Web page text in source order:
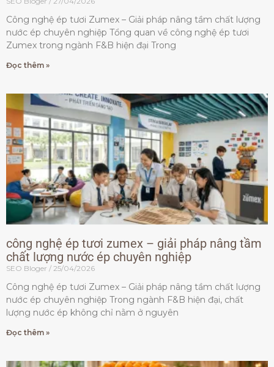
Công nghệ ép tươi Zumex – Giải pháp nâng tầm chất lượng
nước ép chuyên nghiệp Tổng quan về công nghệ ép tươi
Zumex trong ngành F&B hiện đại Trong
Đọc thêm »
công nghệ ép tươi zumex – giải pháp nâng tầm
chất lượng nước ép chuyên nghiệp
SEO Bloger 25/04/2026
Công nghệ ép tươi Zumex – Giải pháp nâng tầm chất lượng
nước ép chuyên nghiệp Trong ngành F&B hiện đại, chất
lượng nước ép không chỉ nằm ở nguyên
Đọc thêm »